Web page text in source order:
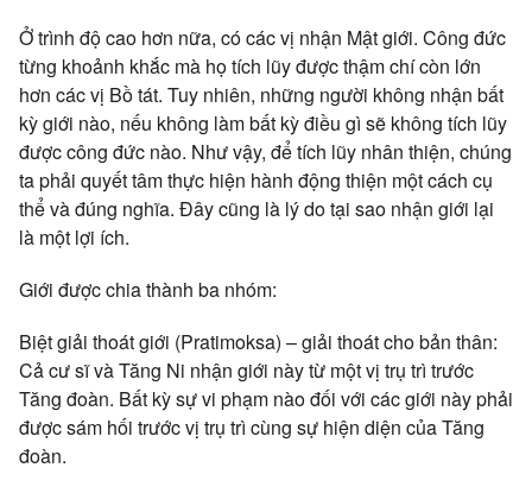
Ở trình độ cao hơn nữa, có các vị nhận Mật giới. Công đức
từng khoảnh khắc mà họ tích lũy được thậm chí còn lớn
hơn các vị Bồ tát. Tuy nhiên, những người không nhận bất
kỳ giới nào, nếu không làm bất kỳ điều gì sẽ không tích lũy
được công đức nào. Như vậy, để tích lũy nhân thiện, chúng
ta phải quyết tâm thực hiện hành động thiện một cách cụ
thể và đúng nghĩa. Đây cũng là lý do tại sao nhận giới lại
là một lợi ích.
Giới được chia thành ba nhóm:
Biệt giải thoát giới (Pratimoksa) – giải thoát cho bản thân:
Cả cư sĩ và Tăng Ni nhận giới này từ một vị trụ trì trước
Tăng đoàn. Bất kỳ sự vi phạm nào đối với các giới này phải
được sám hối trước vị trụ trì cùng sự hiện diện của Tăng
đoàn.